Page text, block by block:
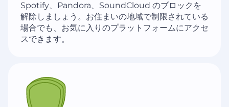
Spotify、Pandora、SoundCloud のブロックを
解除しましょう。お住まいの地域で制限されている
場合でも、お気に入りのプラットフォームにアクセ
スできます。